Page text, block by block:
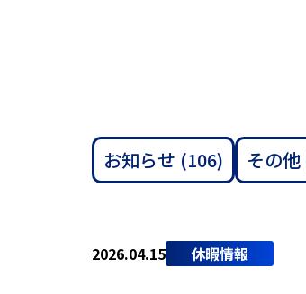
お知らせ (106) その他
2026.04.15 休暇情報